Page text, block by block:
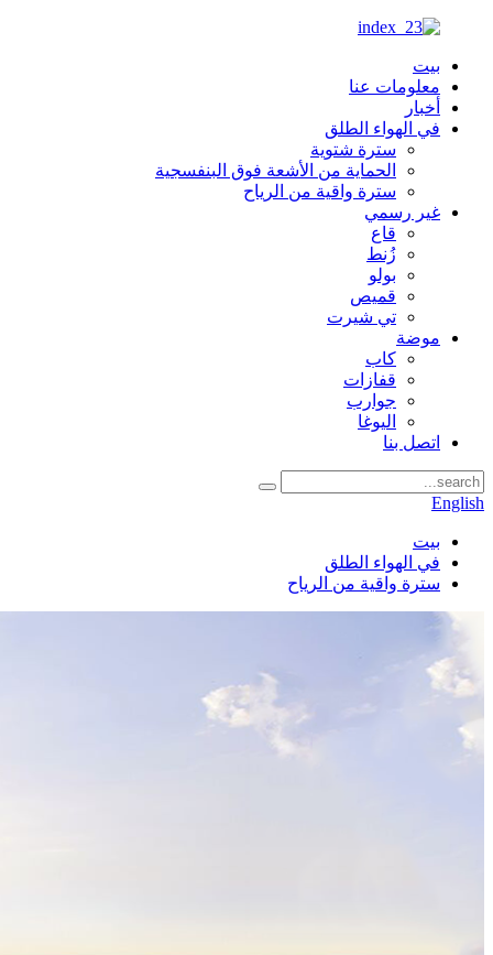
بيت
معلومات عنا
أخبار
في الهواء الطلق
سترة شتوية
الحماية من الأشعة فوق البنفسجية
سترة واقية من الرياح
غير رسمي
قاع
زُنط
بولو
قميص
تي شيرت
موضة
كاب
قفازات
جوارب
اليوغا
اتصل بنا
English
بيت
في الهواء الطلق
سترة واقية من الرياح